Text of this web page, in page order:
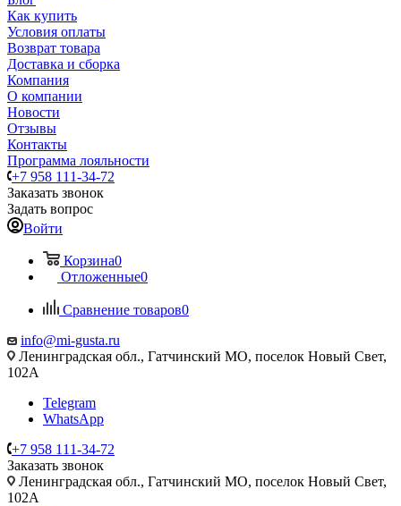
Как купить
Условия оплаты
Возврат товара
Доставка и сборка
Компания
О компании
Новости
Отзывы
Контакты
Программа лояльности
+7 958 111-34-72
Заказать звонок
Задать вопрос
Войти
Корзина0
Отложенные0
Сравнение товаров0
info@mi-gusta.ru
Ленинградская обл., Гатчинский МО, поселок Новый Свет,
102А
Telegram
WhatsApp
+7 958 111-34-72
Заказать звонок
Ленинградская обл., Гатчинский МО, поселок Новый Свет,
102А